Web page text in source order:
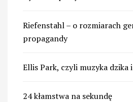
Riefenstahl – o rozmiarach
propagandy
Ellis Park, czyli muzyka
24 kłamstwa na sekundę